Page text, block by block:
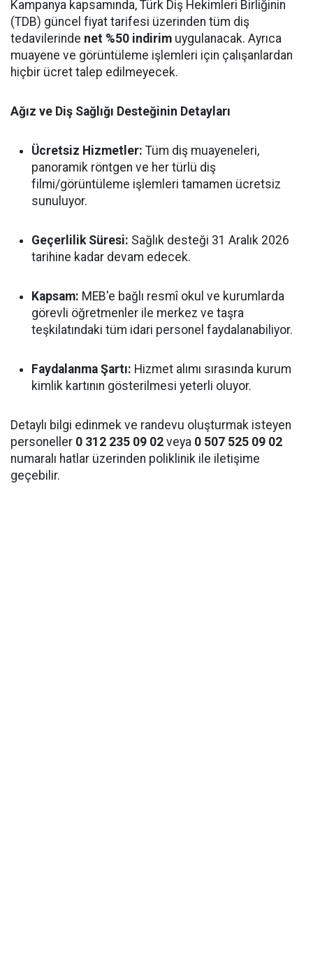
Kampanya kapsamında, Türk Diş Hekimleri Birliğinin
(TDB) güncel fiyat tarifesi üzerinden tüm diş
tedavilerinde net %50 indirim uygulanacak. Ayrıca
muayene ve görüntüleme işlemleri için çalışanlardan
hiçbir ücret talep edilmeyecek.
Ağız ve Diş Sağlığı Desteğinin Detayları
Ücretsiz Hizmetler: Tüm diş muayeneleri,
panoramik röntgen ve her türlü diş
filmi/görüntüleme işlemleri tamamen ücretsiz
sunuluyor.
Geçerlilik Süresi: Sağlık desteği 31 Aralık 2026
tarihine kadar devam edecek.
Kapsam: MEB'e bağlı resmî okul ve kurumlarda
görevli öğretmenler ile merkez ve taşra
teşkilatındaki tüm idari personel faydalanabiliyor.
Faydalanma Şartı: Hizmet alımı sırasında kurum
kimlik kartının gösterilmesi yeterli oluyor.
Detaylı bilgi edinmek ve randevu oluşturmak isteyen
personeller 0 312 235 09 02 veya 0 507 525 09 02
numaralı hatlar üzerinden poliklinik ile iletişime
geçebilir.